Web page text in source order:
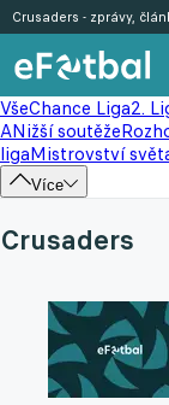
VšeChance Liga2.
ANižší soutěže
ligaMistrovství
Více
Crusaders - zprávy,
Crusaders